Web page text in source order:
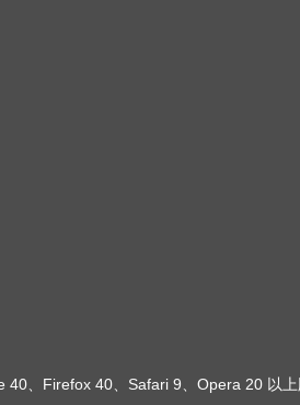
40、Firefox 40、Safari 9、Opera 20 以